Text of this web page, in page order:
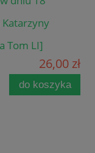
Tom LI]
26,00 zł
do koszyka